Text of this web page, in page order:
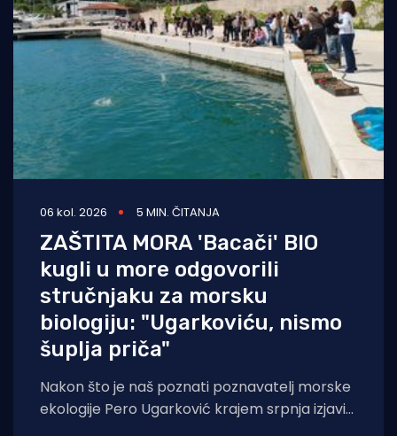
06 kol. 2026 5 MIN. ČITANJA
ZAŠTITA MORA 'Bacači' BIO
kugli u more odgovorili
stručnjaku za morsku
biologiju: "Ugarkoviću, nismo
šuplja priča"
Nakon što je naš poznati poznavatelj morske
ekologije Pero Ugarković krajem srpnja izjavio